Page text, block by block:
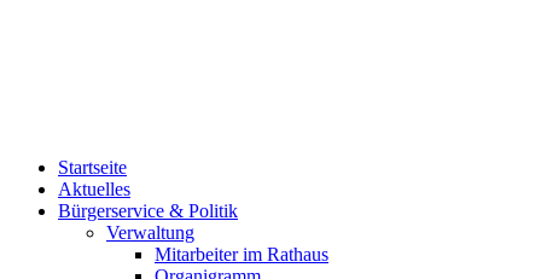
Startseite
Aktuelles
Bürgerservice & Politik
Verwaltung
Mitarbeiter im Rathaus